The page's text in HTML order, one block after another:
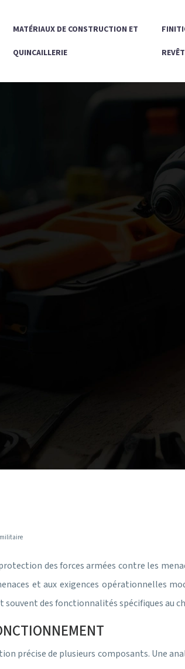
MATÉRIAUX DE CONSTRUCTION ET
QUINCAILLERIE
des forces armées contre les
et aux exigences opérationnelles
des fonctionnalités spécifiques au
précise de plusieurs composants. Une